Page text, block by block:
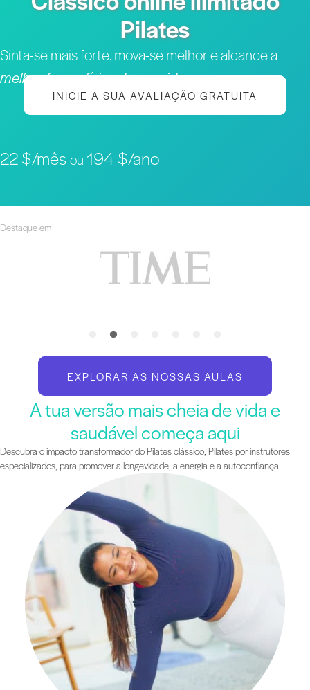
Pilates
Sinta-se mais forte, mova-se melhor e alcance a
melhor forma física da sua vida
INICIE A SUA AVALIAÇÃO GRATUITA
22 $/mêsou 194 $/ano
Destaque em
EXPLORAR AS NOSSAS AULAS
A tua versão mais cheia de vida e
saudável começa aqui
Descubra o impacto transformador do Pilates clássico, Pilates por instrutores
especializados, para promover a longevidade, a energia e a autoconfiança